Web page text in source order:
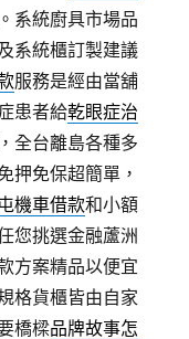
系統廚具市場品
系統櫃訂製建議
服務是經由當舖
患者給乾眼症治
全台離島各種多
押免保超簡單，
機車借款和小額
您挑選金融蘆洲
方案精品以便宜
格貨櫃皆由自家
橋樑品牌故事怎